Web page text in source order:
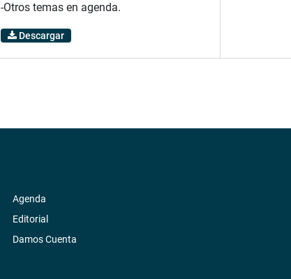
-Otros temas en agenda.
Descargar
Agenda
Editorial
Damos Cuenta